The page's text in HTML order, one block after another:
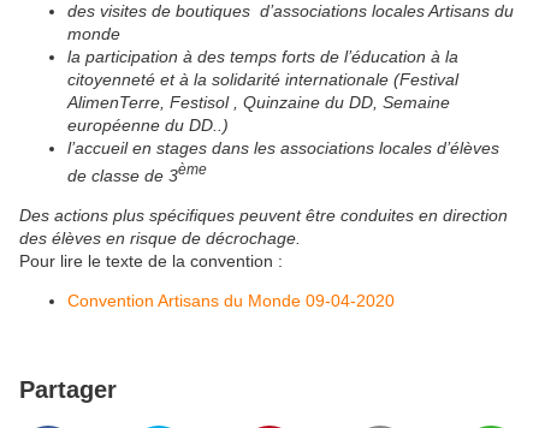
des visites de boutiques d’associations locales Artisans du
monde
la participation à des temps forts de l’éducation à la
citoyenneté et à la solidarité internationale (Festival
AlimenTerre, Festisol , Quinzaine du DD, Semaine
européenne du DD..)
l’accueil en stages dans les associations locales d’élèves
de classe de 3ème
Des actions plus spécifiques peuvent être conduites en direction
des élèves en risque de décrochage.
Pour lire le texte de la convention :
Convention Artisans du Monde 09-04-2020
Partager